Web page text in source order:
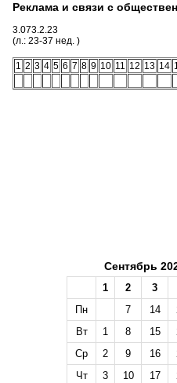
Реклама и связи с
3.073.2.23
(л.: 23-37 нед. )
1 2 3 4 5 6 7 8 9 10 11 12 13 14
Сентябрь
1 2 3
Пн
7 14
Вт
1 8 15
Ср
2 9 16
Чт
3 10 17